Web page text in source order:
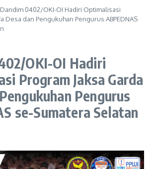
Dandim 0402/OKI-OI Hadiri Optimalisasi
Desa dan Pengukuhan Pengurus ABPEDNAS
OKI-OI Hadiri
Program Jaksa Garda
Pengurus
se-Sumatera Selatan